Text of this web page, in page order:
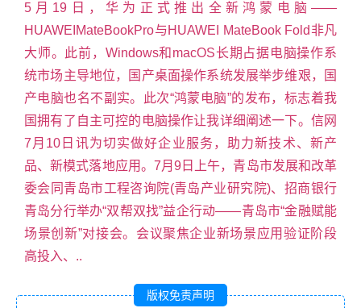
5月19日，华为正式推出全新鸿蒙电脑——
HUAWEIMateBookPro与HUAWEI MateBook Fold非凡
大师。此前，Windows和macOS长期占据电脑操作系
统市场主导地位，国产桌面操作系统发展举步维艰，国
产电脑也名不副实。此次“鸿蒙电脑”的发布，标志着我
国拥有了自主可控的电脑操作让我详细阐述一下。信网
7月10日讯为切实做好企业服务，助力新技术、新产
品、新模式落地应用。7月9日上午，青岛市发展和改革
委会同青岛市工程咨询院(青岛产业研究院)、招商银行
青岛分行举办“双帮双找”益企行动——青岛市“金融赋能
场景创新”对接会。会议聚焦企业新场景应用验证阶段
高投入、..
版权免责声明